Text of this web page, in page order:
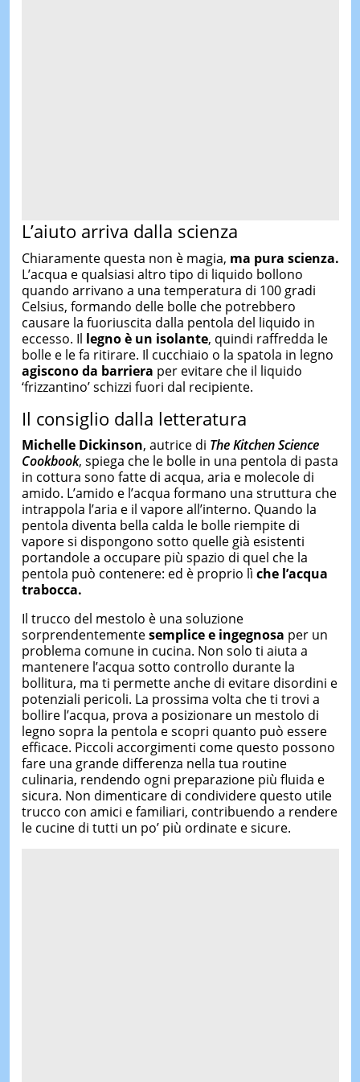
L’aiuto arriva dalla scienza
Chiaramente questa non è magia, ma pura scienza.
L’acqua e qualsiasi altro tipo di liquido bollono
quando arrivano a una temperatura di 100 gradi
Celsius, formando delle bolle che potrebbero
causare la fuoriuscita dalla pentola del liquido in
eccesso. Il legno è un isolante, quindi raffredda le
bolle e le fa ritirare. Il cucchiaio o la spatola in legno
agiscono da barriera per evitare che il liquido
‘frizzantino’ schizzi fuori dal recipiente.
Il consiglio dalla letteratura
Michelle Dickinson, autrice di The Kitchen Science
Cookbook, spiega che le bolle in una pentola di pasta
in cottura sono fatte di acqua, aria e molecole di
amido. L’amido e l’acqua formano una struttura che
intrappola l’aria e il vapore all’interno. Quando la
pentola diventa bella calda le bolle riempite di
vapore si dispongono sotto quelle già esistenti
portandole a occupare più spazio di quel che la
pentola può contenere: ed è proprio lì che l’acqua
trabocca.
Il trucco del mestolo è una soluzione
sorprendentementesemplice e ingegnosa per un
problema comune in cucina. Non solo ti aiuta a
mantenere l’acqua sotto controllo durante la
bollitura, ma ti permette anche di evitare disordini e
potenziali pericoli. La prossima volta che ti trovi a
bollire l’acqua, prova a posizionare un mestolo di
legno sopra la pentola e scopri quanto può essere
efficace. Piccoli accorgimenti come questo possono
fare una grande differenza nella tua routine
culinaria, rendendo ogni preparazione più fluida e
sicura. Non dimenticare di condividere questo utile
trucco con amici e familiari, contribuendo a rendere
le cucine di tutti un po’ più ordinate e sicure.